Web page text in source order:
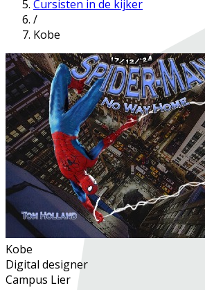
Cursisten in de kijker
/
Kobe
Kobe
Digital designer
Campus Lier